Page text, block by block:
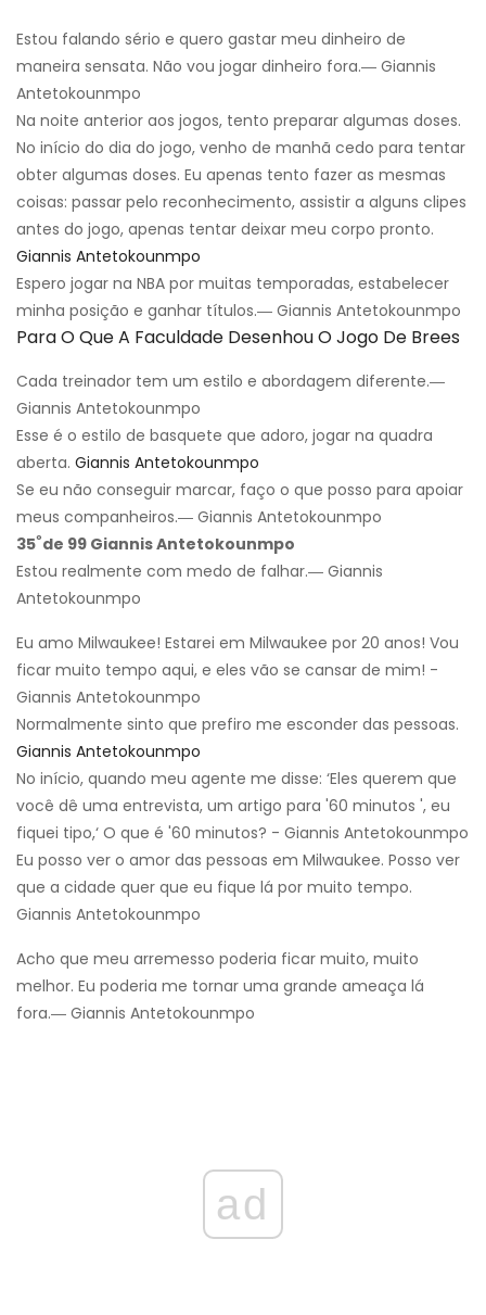
Estou falando sério e quero gastar meu dinheiro de
maneira sensata. Não vou jogar dinheiro fora.― Giannis
Antetokounmpo
Na noite anterior aos jogos, tento preparar algumas doses.
No início do dia do jogo, venho de manhã cedo para tentar
obter algumas doses. Eu apenas tento fazer as mesmas
coisas: passar pelo reconhecimento, assistir a alguns clipes
antes do jogo, apenas tentar deixar meu corpo pronto.
Giannis Antetokounmpo
Espero jogar na NBA por muitas temporadas, estabelecer
minha posição e ganhar títulos.― Giannis Antetokounmpo
Para O Que A Faculdade Desenhou O Jogo De Brees
Cada treinador tem um estilo e abordagem diferente.―
Giannis Antetokounmpo
Esse é o estilo de basquete que adoro, jogar na quadra
aberta. Giannis Antetokounmpo
Se eu não conseguir marcar, faço o que posso para apoiar
meus companheiros.― Giannis Antetokounmpo
35ºde 99 Giannis Antetokounmpo
Estou realmente com medo de falhar.― Giannis
Antetokounmpo
Eu amo Milwaukee! Estarei em Milwaukee por 20 anos! Vou
ficar muito tempo aqui, e eles vão se cansar de mim! -
Giannis Antetokounmpo
Normalmente sinto que prefiro me esconder das pessoas.
Giannis Antetokounmpo
No início, quando meu agente me disse: ‘Eles querem que
você dê uma entrevista, um artigo para '60 minutos ', eu
fiquei tipo,‘ O que é '60 minutos? - Giannis Antetokounmpo
Eu posso ver o amor das pessoas em Milwaukee. Posso ver
que a cidade quer que eu fique lá por muito tempo.
Giannis Antetokounmpo
Acho que meu arremesso poderia ficar muito, muito
melhor. Eu poderia me tornar uma grande ameaça lá
fora.― Giannis Antetokounmpo
ad